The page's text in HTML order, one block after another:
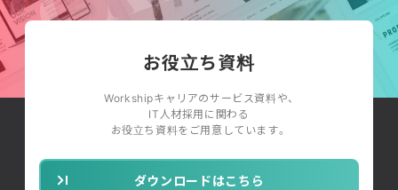
お役立ち資料
Workshipキャリアのサービス資料や、
IT人材採用に関わる
お役立ち資料をご用意しています。
ダウンロードはこちら